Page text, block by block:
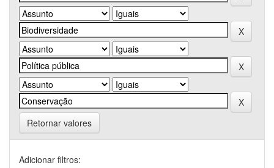
Retornar valores
Adicionar filtros: